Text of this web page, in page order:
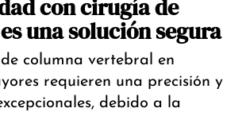
con cirugía de
una solución segura
columna vertebral en
requieren una precisión y
debido a la